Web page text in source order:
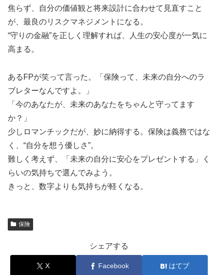
焦らず、自分の価値観と将来設計に合わせて見直すこと
が、最良のリスクマネジメントになる。
“守りの金融”を正しく理解すれば、人生の安心度が一気に
高まる。
あるFPが笑って言った。「保険って、未来の自分へのラ
ブレターなんですよ。」
「今のあなたが、未来のあなたをちゃんと守ってます
か？」
少しロマンチックだが、妙に納得する。保険は義務ではな
く、“自分を想う優しさ”。
難しく考えず、「未来の自分に安心をプレゼントする」く
らいの気持ちで選んでみよう。
きっと、数字よりも気持ちが軽くなる。
保険
シェアする
X Facebook はてブ